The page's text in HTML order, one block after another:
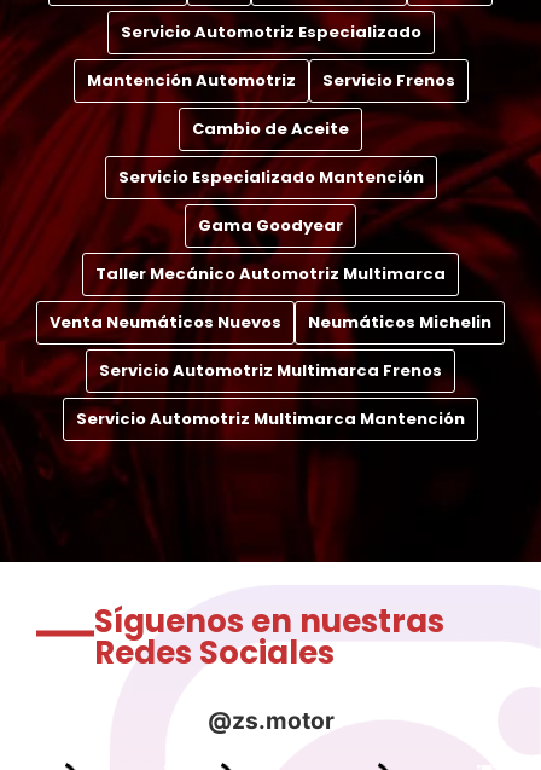
Servicio Automotriz Especializado
Mantención Automotriz Servicio Frenos
Cambio de Aceite
Servicio Especializado Mantención
Gama Goodyear
Taller Mecánico Automotriz Multimarca
Venta Neumáticos Nuevos Neumáticos Michelin
Servicio Automotriz Multimarca Frenos
Servicio Automotriz Multimarca Mantención
Síguenos en nuestras
Redes Sociales